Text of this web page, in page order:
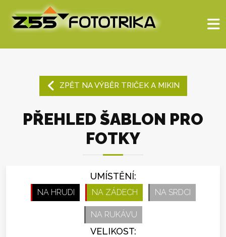
ZPĚT NA VÝBĚR TRIČEK A MIKIN
PŘEHLED ŠABLON PRO
FOTKY
UMÍSTĚNÍ:
NA HRUDI NA ZÁDECH NA SRDCI
NA RUKÁVU
VELIKOST: